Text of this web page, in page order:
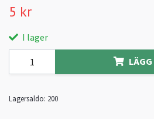
5 kr
I lager
Lagersaldo: 200